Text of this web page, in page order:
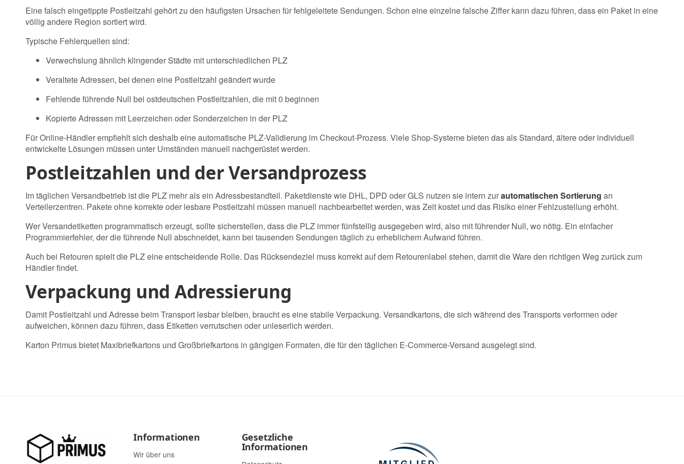
Eine falsch eingetippte Postleitzahl gehört zu den häufigsten Ursachen für fehlgeleitete Sendungen. Schon eine einzelne falsche Ziffer kann dazu führen, dass ein Paket in eine
völlig andere Region sortiert wird.
Typische Fehlerquellen sind:
Verwechslung ähnlich klingender Städte mit unterschiedlichen PLZ
Veraltete Adressen, bei denen eine Postleitzahl geändert wurde
Fehlende führende Null bei ostdeutschen Postleitzahlen, die mit 0 beginnen
Kopierte Adressen mit Leerzeichen oder Sonderzeichen in der PLZ
Für Online-Händler empfiehlt sich deshalb eine automatische PLZ-Validierung im Checkout-Prozess. Viele Shop-Systeme bieten das als Standard, ältere oder individuell
entwickelte Lösungen müssen unter Umständen manuell nachgerüstet werden.
Postleitzahlen und der Versandprozess
Im täglichen Versandbetrieb ist die PLZ mehr als ein Adressbestandteil. Paketdienste wie DHL, DPD oder GLS nutzen sie intern zurautomatischen Sortierung an
Verteilerzentren. Pakete ohne korrekte oder lesbare Postleitzahl müssen manuell nachbearbeitet werden, was Zeit kostet und das Risiko einer Fehlzustellung erhöht.
Wer Versandetiketten programmatisch erzeugt, sollte sicherstellen, dass die PLZ immer fünfstellig ausgegeben wird, also mit führender Null, wo nötig. Ein einfacher
Programmierfehler, der die führende Null abschneidet, kann bei tausenden Sendungen täglich zu erheblichem Aufwand führen.
Auch bei Retouren spielt die PLZ eine entscheidende Rolle. Das Rücksendeziel muss korrekt auf dem Retourenlabel stehen, damit die Ware den richtigen Weg zurück zum
Händler findet.
Verpackung und Adressierung
Damit Postleitzahl und Adresse beim Transport lesbar bleiben, braucht es eine stabile Verpackung. Versandkartons, die sich während des Transports verformen oder
aufweichen, können dazu führen, dass Etiketten verrutschen oder unleserlich werden.
Karton Primus bietet Maxibriefkartons und Großbriefkartons in gängigen Formaten, die für den täglichen E-Commerce-Versand ausgelegt sind.
Informationen
Wir über uns
Gesetzliche
Informationen